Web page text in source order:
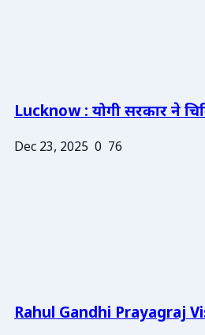
Lucknow : योगी सरकार ने
Dec 23, 2025 0 76
Rahul Gandhi Prayagraj